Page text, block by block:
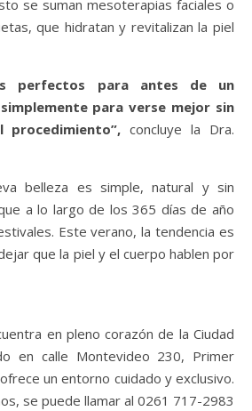
se suman mesoterapias faciales o
que hidratan y revitalizan la piel
perfectos para antes de un
para verse mejor sin
concluye la Dra.
belleza es simple, natural y sin
a lo largo de los 365 días de año
Este verano, la tendencia es
que la piel y el cuerpo hablen por
en pleno corazón de la Ciudad
en calle Montevideo 230, Primer
un entorno cuidado y exclusivo.
se puede llamar al 0261 717-2983